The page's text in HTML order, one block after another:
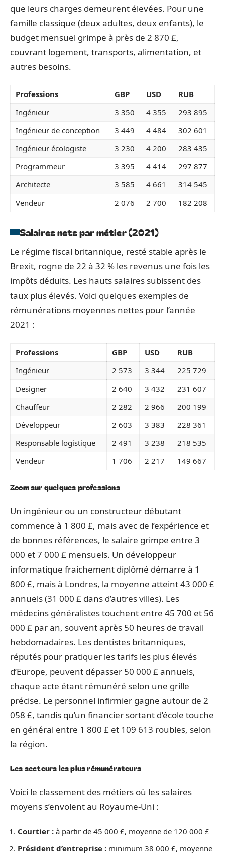
que leurs charges demeurent élevées. Pour une
famille classique (deux adultes, deux enfants), le
budget mensuel grimpe à près de 2 870 £,
couvrant logement, transports, alimentation, et
autres besoins.
Professions GBP USD
RUB
Ingénieur
3 350 4 355
293 895
Ingénieur de conception
3 449 4 484
302 601
Ingénieur écologiste
3 230 4 200
283 435
Programmeur
3 395 4 414
297 877
Architecte
3 585 4 661
314 545
Vendeur
2 076 2 700 182 208
Salaires nets par métier (2021)
Le régime fiscal britannique, resté stable après le
Brexit, rogne de 22 à 32 % les revenus une fois les
impôts déduits. Les hauts salaires subissent des
taux plus élevés. Voici quelques exemples de
rémunérations moyennes nettes pour l’année
2021 :
Professions GBP USD
RUB
Ingénieur
2 573 3 344
225 729
Designer
2 640 3 432
231 607
Chauffeur
2 282 2 966
200 199
Développeur
2 603 3 383
228 361
Responsable logistique
2 491 3 238
218 535
Vendeur
1 706 2 217 149 667
Zoom sur quelques professions
Un ingénieur ou un constructeur débutant
commence à 1 800 £, mais avec de l’expérience et
de bonnes références, le salaire grimpe entre 3
000 et 7 000 £ mensuels. Un développeur
informatique fraichement diplômé démarre à 1
800 £, mais à Londres, la moyenne atteint 43 000 £
annuels (31 000 £ dans d’autres villes). Les
médecins généralistes touchent entre 45 700 et 56
000 £ par an, souvent après 50 heures de travail
hebdomadaires. Les dentistes britanniques,
réputés pour pratiquer les tarifs les plus élevés
d’Europe, peuvent dépasser 50 000 £ annuels,
chaque acte étant rémunéré selon une grille
précise. Le personnel infirmier gagne autour de 2
058 £, tandis qu’un financier sortant d’école touche
en général entre 1 800 £ et 109 613 roubles, selon
la région.
Les secteurs les plus rémunérateurs
Voici le classement des métiers où les salaires
moyens s’envolent au Royaume-Uni :
Courtier : à partir de 45 000 £, moyenne de 120 000 £
Président d’entreprise : minimum 38 000 £, moyenne